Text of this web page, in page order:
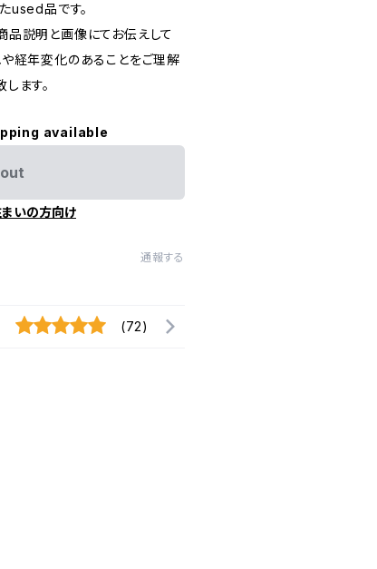
used品です。
説明と画像にてお伝えして
経年変化のあることをご理解
ます。
available
いの方向け
通報する
(72)